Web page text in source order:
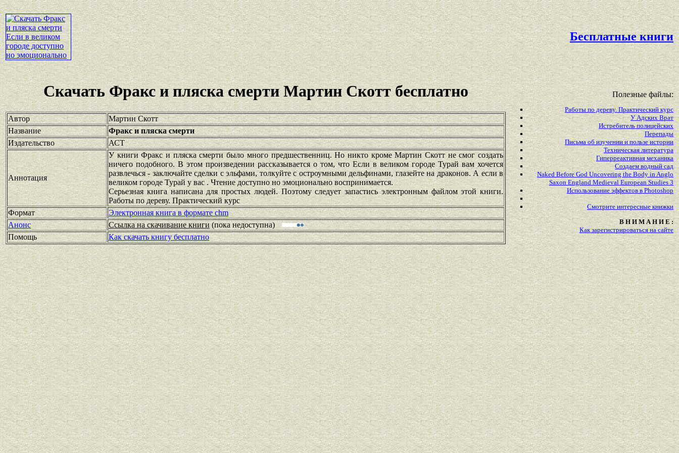
Бесплатные книги
Скачать Фракс и пляска смерти Мартин Скотт бесплатно
Автор
Мартин Скотт
Название
Фракс и пляска смерти
Издательство
АСТ
Аннотация
У книги Фракс и пляска смерти было много предшественниц. Но никто кроме Мартин Скотт не смог создать
ничего подобного. В этом произведении рассказывается о том, что Если в великом городе Турай вам хочется
развлечься - заключайте сделки с эльфами, толкуйте с остроумными дельфинами, глазейте на драконов. А если в
великом городе Турай у вас . Чтение доступно но эмоционально воспринимается.
Серьезная книга написана для простых людей. Поэтому следует запастись электронным файлом этой книги.
Работы по дереву. Практический курс
Формат
Электронная книга в формате chm
Анонс
Ссылка на скачивание книги(пока недоступна)
Помощь
Как скачать книгу бесплатно
Полезные файлы:
Работы по дереву. Практический курс
У Адских Врат
Истребитель полицейских
Перепады
Письма об изучении и пользе истории
Техническая литература
Гиперреактивная механика
Создаем водный сад
Naked Before God Uncovering the Body in Anglo
Saxon England Medieval European Studies 3
Использование эффектов в Photoshop
Смотрите интересные книжки
В Н И М А Н И Е :
Как зарегистрироваться на сайте